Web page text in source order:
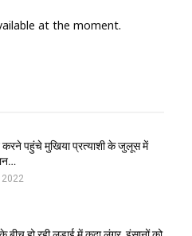
at the moment.
करने पहुंचे मुखिया प्रत्याशी के जुलूस में
2022